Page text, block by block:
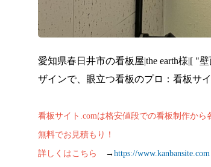
愛知県春日井市の看板屋|the earth様|[ "
ザインで、眼立つ看板のプロ：看板サイ
看板サイト.comは格安値段での看板制作から
無料でお見積もり！
詳しくはこちら → https://www.kanbansite.com